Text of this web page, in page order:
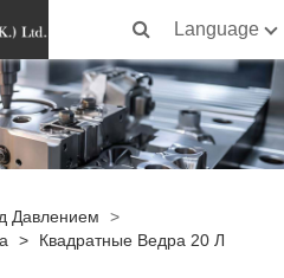
Language
Давлением
>
> Квадратные Ведра 20 Л